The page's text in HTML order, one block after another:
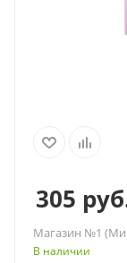
305
Магазин №1
В наличии